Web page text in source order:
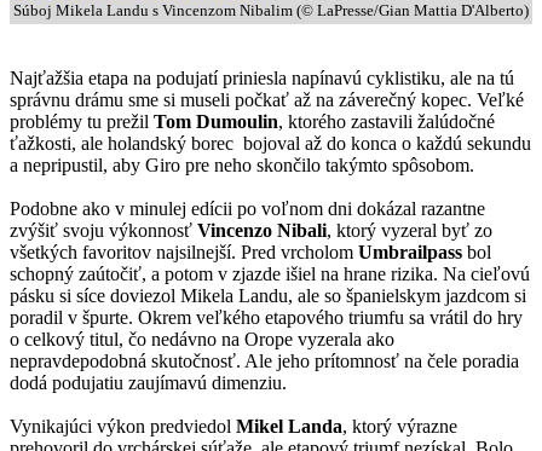
Súboj Mikela Landu s Vincenzom Nibalim (© LaPresse/Gian Mattia D'Alberto)
Najťažšia etapa na podujatí priniesla napínavú cyklistiku, ale na tú
správnu drámu sme si museli počkať až na záverečný kopec. Veľké
problémy tu prežil Tom Dumoulin, ktorého zastavili žalúdočné
ťažkosti, ale holandský borec bojoval až do konca o každú sekundu
a nepripustil, aby Giro pre neho skončilo takýmto spôsobom.
Podobne ako v minulej edícii po voľnom dni dokázal razantne
zvýšiť svoju výkonnosť Vincenzo Nibali, ktorý vyzeral byť zo
všetkých favoritov najsilnejší. Pred vrcholom Umbrailpass bol
schopný zaútočiť, a potom v zjazde išiel na hrane rizika. Na cieľovú
pásku si síce doviezol Mikela Landu, ale so španielskym jazdcom si
poradil v špurte. Okrem veľkého etapového triumfu sa vrátil do hry
o celkový titul, čo nedávno na Orope vyzerala ako
nepravdepodobná skutočnosť. Ale jeho prítomnosť na čele poradia
dodá podujatiu zaujímavú dimenziu.
Vynikajúci výkon predviedol Mikel Landa, ktorý výrazne